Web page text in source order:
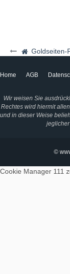
Goldseiten-
Home AGB
Wir weisen Sie
Rechtes wird hiermit
und in dieser Weise
©
Cookie Manager 111